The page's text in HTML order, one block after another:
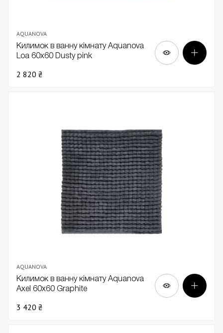
AQUANOVA
Килимок в ванну кімнату Aquanova
Loa 60x60 Dusty pink
2 820 ₴
AQUANOVA
Килимок в ванну кімнату Aquanova
Axel 60x60 Graphite
3 420 ₴